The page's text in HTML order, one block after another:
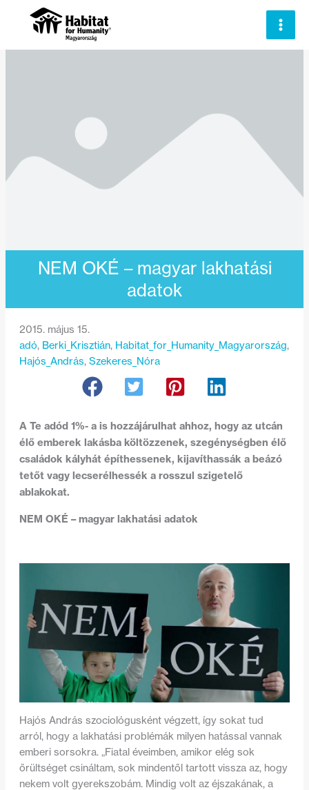
NEM OKÉ – magyar lakhatási
adatok
2015. május 15.
adó, Berki_Krisztián, Habitat_for_Humanity_Magyarország ,
Hajós_András, Szekeres_Nóra
A Te adód 1%- a is hozzájárulhat ahhoz, hogy az utcán
élő emberek lakásba költözzenek, szegénységben élő
családok kályhát építhessenek, kijavíthassák a beázó
tetőt vagy lecserélhessék a rosszul szigetelő
ablakokat.
NEM OKÉ – magyar lakhatási adatok
Hajós András szociológusként végzett, így sokat tud
arról, hogy a lakhatási problémák milyen hatással vannak
emberi sorsokra. „Fiatal éveimben, amikor elég sok
őrültséget csináltam, sok mindentől tartott vissza az, hogy
nekem volt gyerekszobám. Mindig volt az éjszakának, a